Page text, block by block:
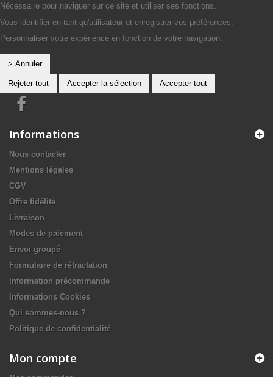
Nécessaire pour naviguer sur ce site et utiliser ses fonctions.
Vous identifier en tant qu'utilisateur et enregistrer vos préférences.
Personnaliser votre expérience en fonction de votre navigation.
> Annuler
Rejeter tout Accepter la sélection Accepter tout
Informations
Nous contacter
Mentions légales
CGV
Offre fidélité
Livraison
Modes de paiement
Envoi groupé
Formulaire de rétractation
Information précommande
Informations Cookies
Qui sommes-nous ?
Politique de confidentialité
Mon compte